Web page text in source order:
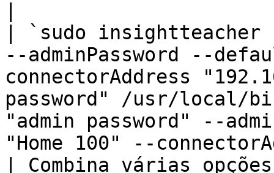
| `sudo insightteacher
--adminPassword --
connectorAddress
password" /usr/local/
"admin password" --
"Home 100" --
| Combina várias